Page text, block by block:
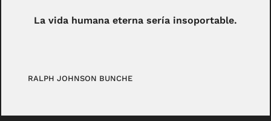
La vida humana eterna sería insoportable.
RALPH JOHNSON BUNCHE